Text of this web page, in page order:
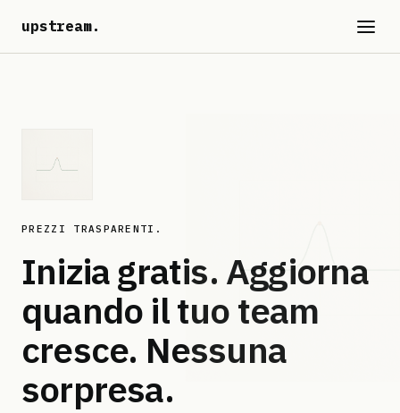
upstream.
PREZZI TRASPARENTI.
Inizia gratis. Aggiorna
quando il tuo team
cresce. Nessuna
sorpresa.